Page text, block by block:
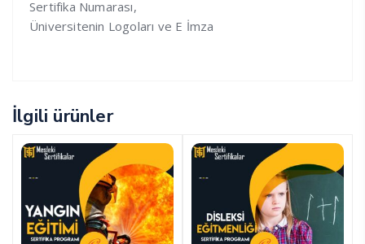
Sertifika Numarası,
Üniversitenin Logoları ve E İmza
İlgili ürünler